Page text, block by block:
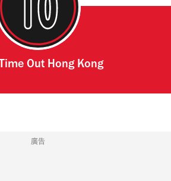
Time Out Hong Kong
廣告